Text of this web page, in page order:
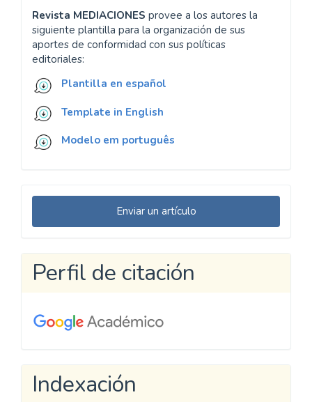
Revista MEDIACIONES provee a los autores la
siguiente plantilla para la organización de sus
aportes de conformidad con sus políticas
editoriales:
Plantilla en español
Template in English
Modelo em português
Enviar
un
Enviar un artículo
Perfil de citación
Indexación